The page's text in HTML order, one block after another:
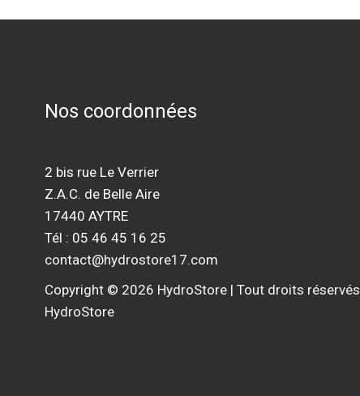
Nos coordonnées
2 bis rue Le Verrier
Z.A.C. de Belle Aire
17440 AYTRE
Tél : 05 46 45 16 25
contact@hydrostore17.com
Copyright © 2026 HydroStore | Tout droits réservés
HydroStore